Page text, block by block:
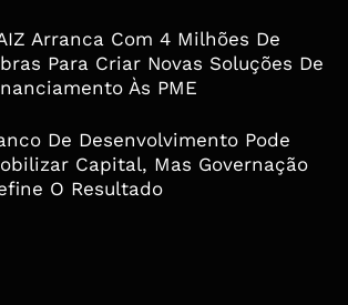
Arranca Com 4 Milhões De
Para Criar Novas Soluções De
Às PME
De Desenvolvimento Pode
Capital, Mas Governação
O Resultado